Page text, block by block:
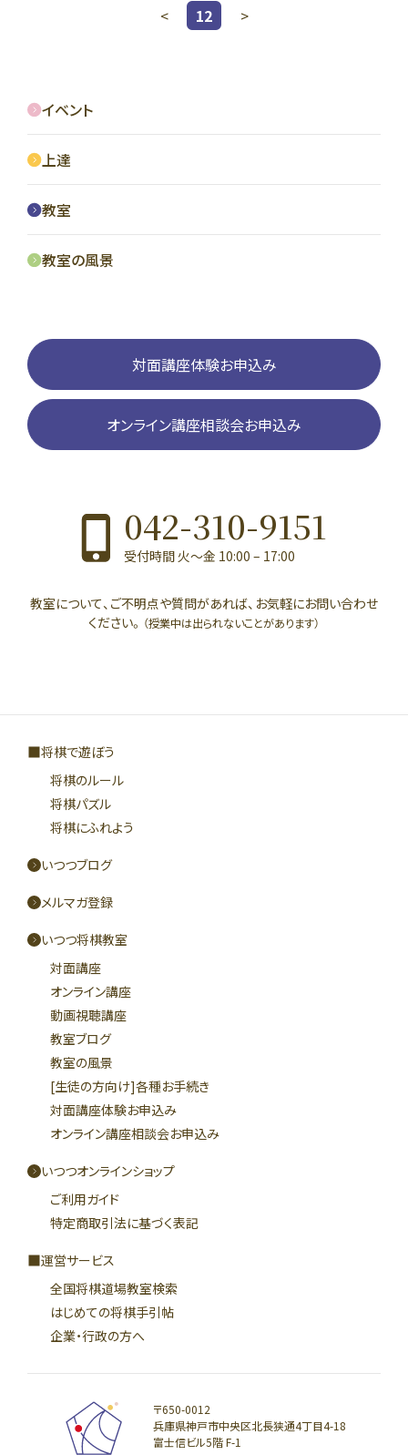
イベント
上達
教室
教室の風景
< 12 >
対面講座体験お申込み
オンライン講座相談会お申込み
042-310-9151
受付時間 火〜金 10:00 – 17:00
教室について、ご不明点や質問があれば、お気軽にお問い合わせ
ください。 （授業中は出られないことがあります）
〒650-0012
兵庫県神戸市中央区北長狭通4丁目4-18
富士信ビル5階 F-1
将棋で遊ぼう
将棋のルール
将棋パズル
将棋にふれよう
いつつブログ
メルマガ登録
いつつ将棋教室
対面講座
オンライン講座
動画視聴講座
教室ブログ
教室の風景
[生徒の方向け]各種お手続き
対面講座体験お申込み
オンライン講座相談会お申込み
いつつオンラインショップ
ご利用ガイド
特定商取引法に基づく表記
運営サービス
全国将棋道場教室検索
はじめての将棋手引帖
企業・行政の方へ